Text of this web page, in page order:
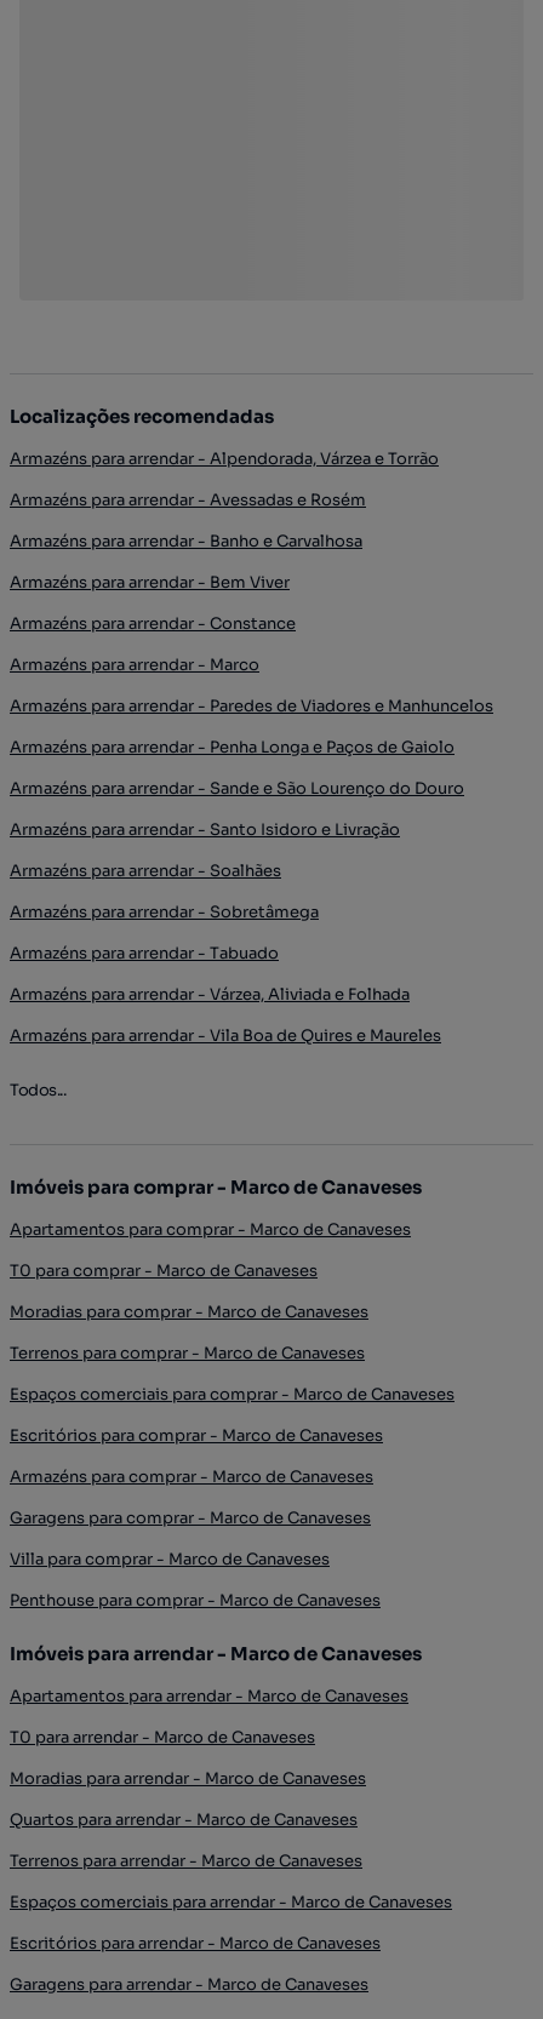
Localizações recomendadas
Armazéns para arrendar - Alpendorada, Várzea e Torrão
Armazéns para arrendar - Avessadas e Rosém
Armazéns para arrendar - Banho e Carvalhosa
Armazéns para arrendar - Bem Viver
Armazéns para arrendar - Constance
Armazéns para arrendar - Marco
Armazéns para arrendar - Paredes de Viadores e Manhuncelos
Armazéns para arrendar - Penha Longa e Paços de Gaiolo
Armazéns para arrendar - Sande e São Lourenço do Douro
Armazéns para arrendar - Santo Isidoro e Livração
Armazéns para arrendar - Soalhães
Armazéns para arrendar - Sobretâmega
Armazéns para arrendar - Tabuado
Armazéns para arrendar - Várzea, Aliviada e Folhada
Armazéns para arrendar - Vila Boa de Quires e Maureles
Todos...
Imóveis para comprar - Marco de Canaveses
Apartamentos para comprar - Marco de Canaveses
T0 para comprar - Marco de Canaveses
Moradias para comprar - Marco de Canaveses
Terrenos para comprar - Marco de Canaveses
Espaços comerciais para comprar - Marco de Canaveses
Escritórios para comprar - Marco de Canaveses
Armazéns para comprar - Marco de Canaveses
Garagens para comprar - Marco de Canaveses
Villa para comprar - Marco de Canaveses
Penthouse para comprar - Marco de Canaveses
Imóveis para arrendar - Marco de Canaveses
Apartamentos para arrendar - Marco de Canaveses
T0 para arrendar - Marco de Canaveses
Moradias para arrendar - Marco de Canaveses
Quartos para arrendar - Marco de Canaveses
Terrenos para arrendar - Marco de Canaveses
Espaços comerciais para arrendar - Marco de Canaveses
Escritórios para arrendar - Marco de Canaveses
Garagens para arrendar - Marco de Canaveses